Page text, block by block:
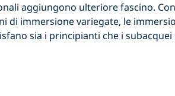
aggiungono ulteriore fascino.
di immersione variegate, le
sia i principianti che i subacquei